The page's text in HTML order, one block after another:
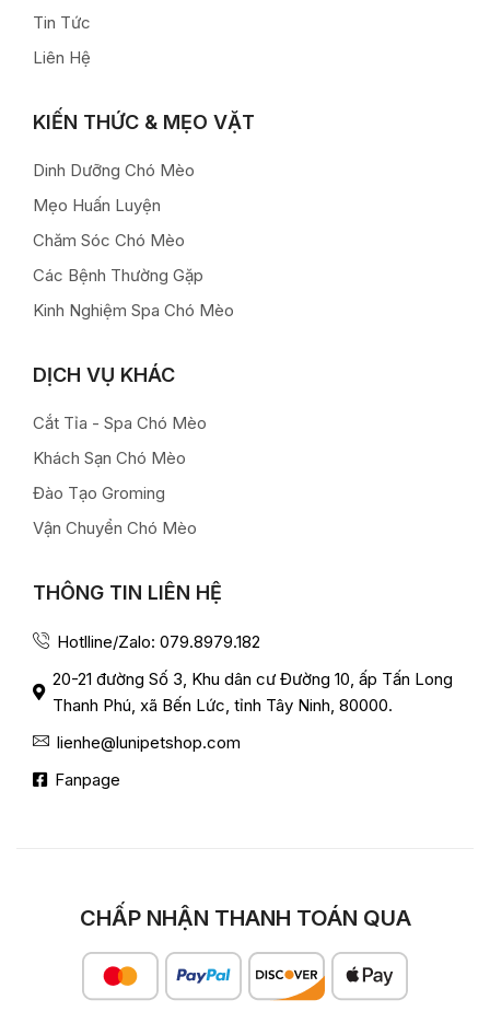
Tin Tức
Liên Hệ
KIẾN THỨC & MẸO VẶT
Dinh Dưỡng Chó Mèo
Mẹo Huấn Luyện
Chăm Sóc Chó Mèo
Các Bệnh Thường Gặp
Kinh Nghiệm Spa Chó Mèo
DỊCH VỤ KHÁC
Cắt Tỉa - Spa Chó Mèo
Khách Sạn Chó Mèo
Đào Tạo Groming
Vận Chuyển Chó Mèo
THÔNG TIN LIÊN HỆ
Hotlline/Zalo: 079.8979.182
20-21 đường Số 3, Khu dân cư Đường 10, ấp Tấn Long
Thanh Phú, xã Bến Lức, tỉnh Tây Ninh, 80000.
lienhe@lunipetshop.com
Fanpage
CHẤP NHẬN THANH TOÁN QUA